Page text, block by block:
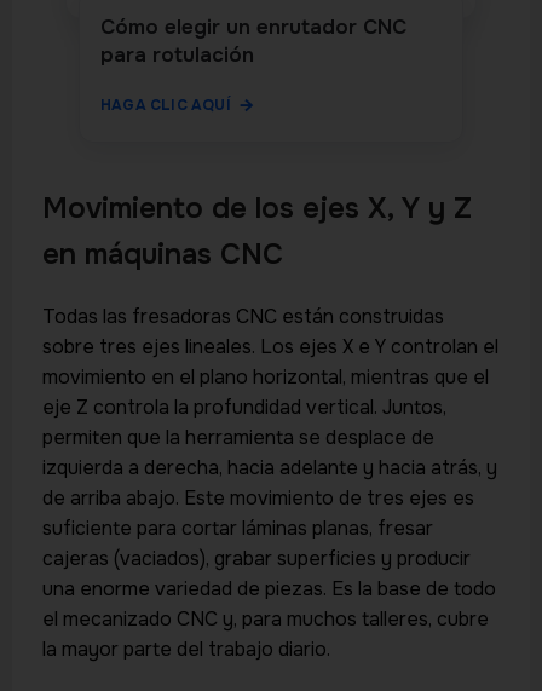
Cómo elegir un enrutador CNC
para rotulación
HAGA CLIC AQUÍ
Movimiento de los ejes X, Y y Z
en máquinas CNC
Todas las fresadoras CNC están construidas
sobre tres ejes lineales. Los ejes X e Y controlan el
movimiento en el plano horizontal, mientras que el
eje Z controla la profundidad vertical. Juntos,
permiten que la herramienta se desplace de
izquierda a derecha, hacia adelante y hacia atrás, y
de arriba abajo. Este movimiento de tres ejes es
suficiente para cortar láminas planas, fresar
cajeras (vaciados), grabar superficies y producir
una enorme variedad de piezas. Es la base de todo
el mecanizado CNC y, para muchos talleres, cubre
la mayor parte del trabajo diario.